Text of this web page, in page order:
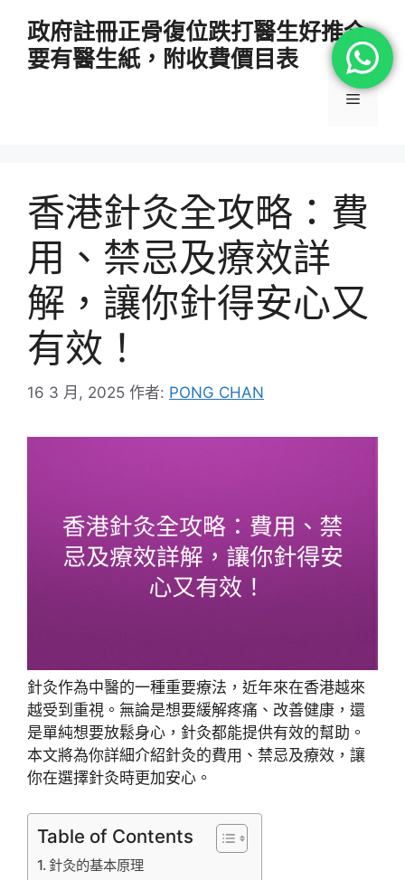
政府註冊正骨復位跌打醫生好推介
要有醫生紙，附收費價目表
選
香港針灸全攻略：費
用、禁忌及療效詳
解，讓你針得安心又
有效！
16 3 月, 2025 作者: PONG CHAN
針灸作為中醫的一種重要療法，近年來在香港越來
越受到重視。無論是想要緩解疼痛、改善健康，還
是單純想要放鬆身心，針灸都能提供有效的幫助。
本文將為你詳細介紹針灸的費用、禁忌及療效，讓
你在選擇針灸時更加安心。
Table of Contents
針灸的基本原理